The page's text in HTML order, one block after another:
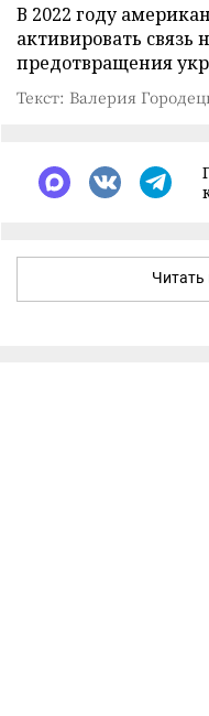
В 2022 году
активировать
предотвращения
Текст: Валерия